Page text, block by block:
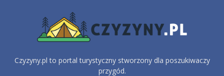
Czyzyny.pl to portal turystyczny stworzony dla poszukiwaczy
przygód.